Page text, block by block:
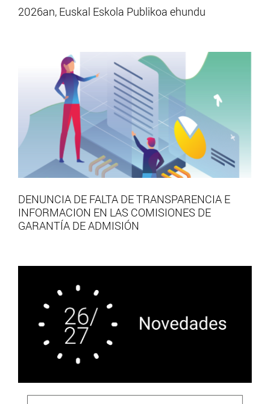
2026an, Euskal Eskola Publikoa ehundu
DENUNCIA DE FALTA DE TRANSPARENCIA E
INFORMACION EN LAS COMISIONES DE
GARANTÍA DE ADMISIÓN